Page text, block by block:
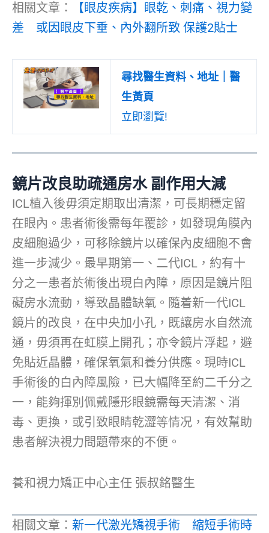
相關文章：
【眼皮疾病】眼乾、刺痛、視力變
差 或因眼皮下垂、內外翻所致 保護2貼士
尋找醫生資料、地址｜醫
生黃頁
立即瀏覽!
鏡片改良助疏通房水 副作用大減
ICL植入後毋須定期取出清潔，可長期穩定留
在眼內。患者術後需每年覆診，如發現角膜內
皮細胞過少，可移除鏡片以確保內皮細胞不會
進一步減少。最早期第一、二代ICL，約有十
分之一患者於術後出現白內障，原因是鏡片阻
礙房水流動，導致晶體缺氧。隨着新一代ICL
鏡片的改良，在中央加小孔，既讓房水自然流
通，毋須再在虹膜上開孔；亦令鏡片浮起，避
免貼近晶體，確保氧氣和養分供應。現時ICL
手術後的白內障風險，已大幅降至約二千分之
一，能夠揮別佩戴隱形眼鏡需每天清潔、消
毒、更換，或引致眼睛乾澀等情况，有效幫助
患者解決視力問題帶來的不便。
養和視力矯正中心主任 張叔銘醫生
相關文章： 新一代激光矯視手術 縮短手術時